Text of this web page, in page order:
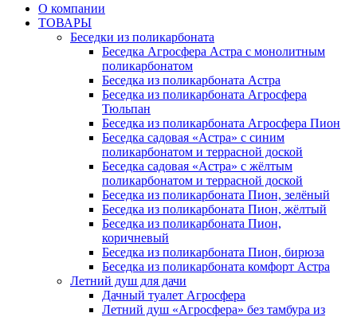
О компании
ТОВАРЫ
Беседки из поликарбоната
Беседка Агросфера Астра с монолитным
поликарбонатом
Беседка из поликарбоната Астра
Беседка из поликарбоната Агросфера
Тюльпан
Беседка из поликарбоната Агросфера Пион
Беседка садовая «Астра» с синим
поликарбонатом и террасной доской
Беседка садовая «Астра» с жёлтым
поликарбонатом и террасной доской
Беседка из поликарбоната Пион, зелёный
Беседка из поликарбоната Пион, жёлтый
Беседка из поликарбоната Пион,
коричневый
Беседка из поликарбоната Пион, бирюза
Беседка из поликарбоната комфорт Астра
Летний душ для дачи
Дачный туалет Агросфера
Летний душ «Агросфера» без тамбура из